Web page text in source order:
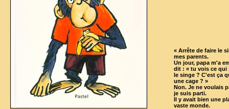
« Arrête de faire le
mes parents.
Un jour, papa m'a
dit : « tu vois ce qui
le singe ? C'est ça
une cage ? »
Non. Je ne voulais
je suis parti.
Il y avait bien une
vaste monde.